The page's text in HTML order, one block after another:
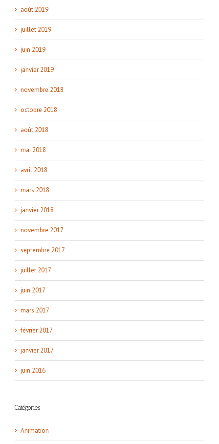
août 2019
juillet 2019
juin 2019
janvier 2019
novembre 2018
octobre 2018
août 2018
mai 2018
avril 2018
mars 2018
janvier 2018
novembre 2017
septembre 2017
juillet 2017
juin 2017
mars 2017
février 2017
janvier 2017
juin 2016
Catégories
Animation